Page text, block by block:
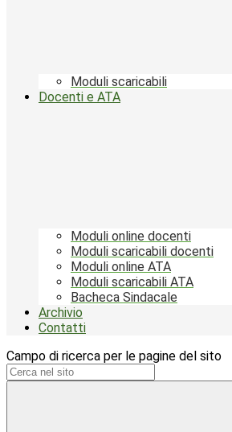
Moduli scaricabili
Docenti e ATA
Moduli online docenti
Moduli scaricabili docenti
Moduli online ATA
Moduli scaricabili ATA
Bacheca Sindacale
Archivio
Contatti
Campo di ricerca per le pagine del sito